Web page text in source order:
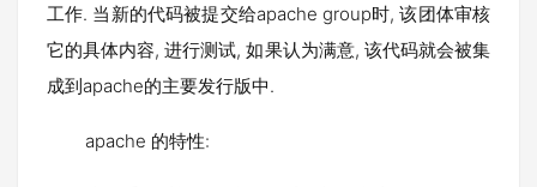
工作. 当新的代码被提交给apache group时, 该团体审核
它的具体内容, 进行测试, 如果认为满意, 该代码就会被集
成到apache的主要发行版中.
apache 的特性: